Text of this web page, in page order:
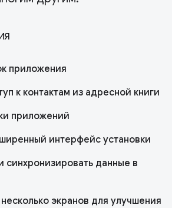
приложения
к контактам из адресной книги
приложений
интерфейс установки
синхронизировать данные в
экранов для улучшения